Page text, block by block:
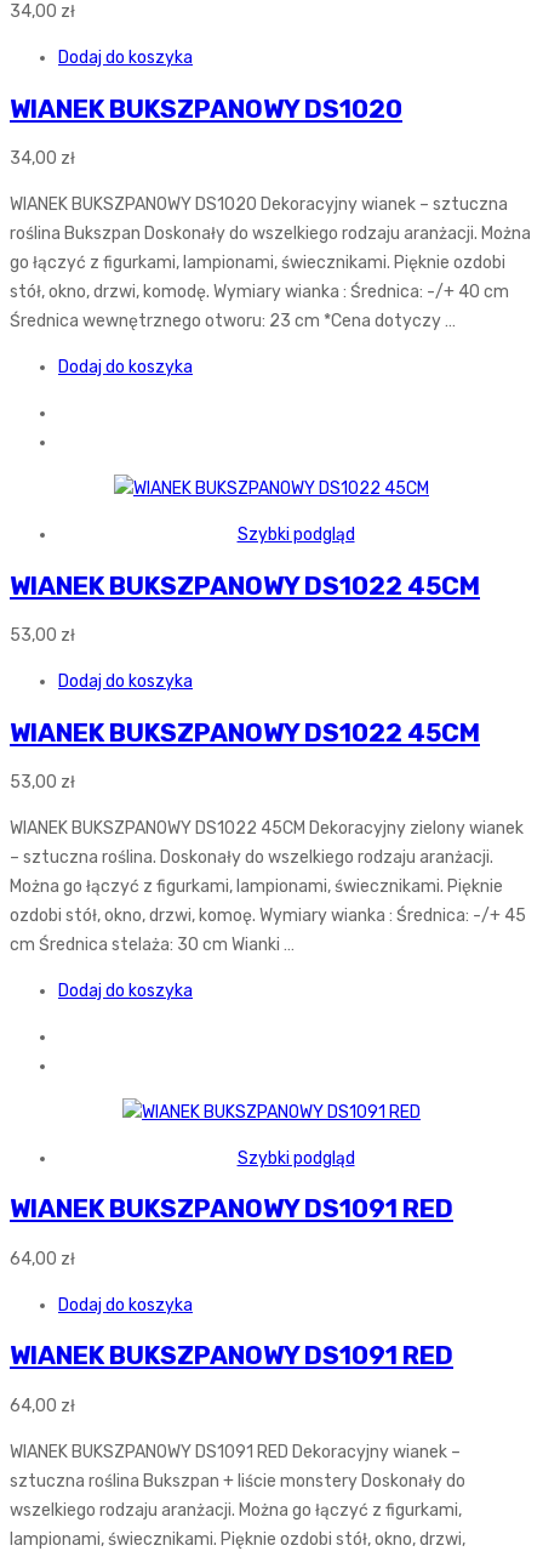
34,00 zł
Dodaj do koszyka
WIANEK BUKSZPANOWY DS1020
34,00 zł
WIANEK BUKSZPANOWY DS1020 Dekoracyjny wianek – sztuczna
roślina Bukszpan Doskonały do wszelkiego rodzaju aranżacji. Można
go łączyć z figurkami, lampionami, świecznikami. Pięknie ozdobi
stół, okno, drzwi, komodę. Wymiary wianka : Średnica: -/+ 40 cm
Średnica wewnętrznego otworu: 23 cm *Cena dotyczy …
Dodaj do koszyka
Szybki podgląd
WIANEK BUKSZPANOWY DS1022 45CM
53,00 zł
Dodaj do koszyka
WIANEK BUKSZPANOWY DS1022 45CM
53,00 zł
WIANEK BUKSZPANOWY DS1022 45CM Dekoracyjny zielony wianek
– sztuczna roślina. Doskonały do wszelkiego rodzaju aranżacji.
Można go łączyć z figurkami, lampionami, świecznikami. Pięknie
ozdobi stół, okno, drzwi, komoę. Wymiary wianka : Średnica: -/+ 45
cm Średnica stelaża: 30 cm Wianki …
Dodaj do koszyka
Szybki podgląd
WIANEK BUKSZPANOWY DS1091 RED
64,00 zł
Dodaj do koszyka
WIANEK BUKSZPANOWY DS1091 RED
64,00 zł
WIANEK BUKSZPANOWY DS1091 RED Dekoracyjny wianek –
sztuczna roślina Bukszpan + liście monstery Doskonały do
wszelkiego rodzaju aranżacji. Można go łączyć z figurkami,
lampionami, świecznikami. Pięknie ozdobi stół, okno, drzwi,